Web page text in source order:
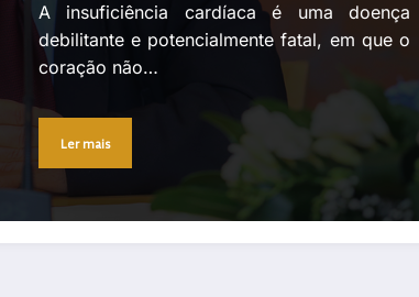
A insuficiência cardíaca é uma doença
debilitante e potencialmente fatal, em que o
coração não…
Ler mais